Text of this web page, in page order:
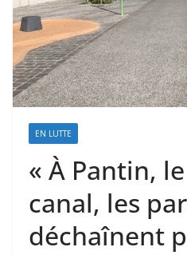
EN LUTTE
« À Pantin,
canal, les
déchaînent